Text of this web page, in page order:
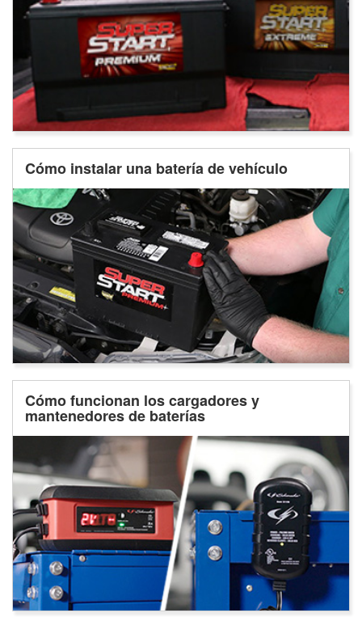
Cómo instalar una batería de vehículo
Cómo funcionan los cargadores y
mantenedores de baterías